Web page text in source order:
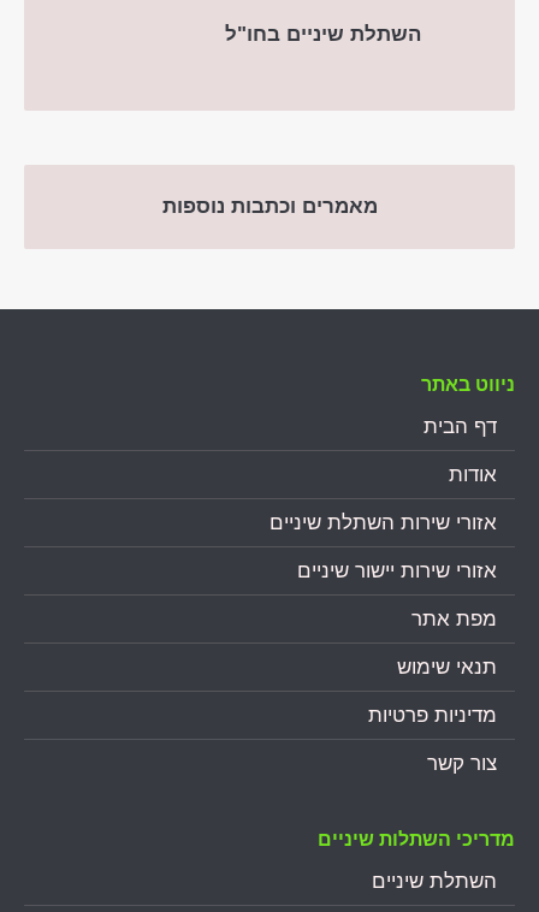
השתלת שיניים בחו"ל
מאמרים וכתבות נוספות
ניווט באתר
דף הבית
אודות
אזורי שירות השתלת שיניים
אזורי שירות יישור שיניים
מפת אתר
תנאי שימוש
מדיניות פרטיות
צור קשר
מדריכי השתלות שיניים
השתלת שיניים